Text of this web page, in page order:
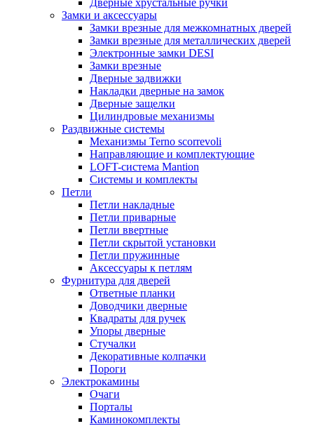
Дверные хрустальные ручки
Замки и аксессуары
Замки врезные для межкомнатных дверей
Замки врезные для металлических дверей
Электронные замки DESI
Замки врезные
Дверные задвижки
Накладки дверные на замок
Дверные защелки
Цилиндровые механизмы
Раздвижные системы
Механизмы Terno scorrevoli
Направляющие и комплектующие
LOFT-cистема Mantion
Системы и комплекты
Петли
Петли накладные
Петли приварные
Петли ввертные
Петли скрытой установки
Петли пружинные
Аксессуары к петлям
Фурнитура для дверей
Ответные планки
Доводчики дверные
Квадраты для ручек
Упоры дверные
Стучалки
Декоративные колпачки
Пороги
Электрокамины
Очаги
Порталы
Каминокомплекты